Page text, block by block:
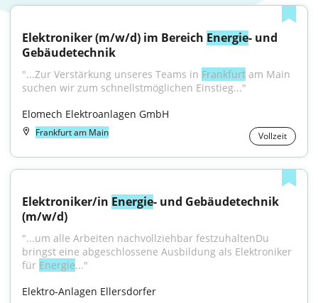
Elektroniker (m/w/d) im Bereich Energie- und
Gebäudetechnik
"...Zur Verstärkung unseres Teams in Frankfurt am Main
suchen wir zum schnellstmöglichen Einstieg..."
Elomech Elektroanlagen GmbH
Frankfurt am Main Vollzeit
Elektroniker/in Energie- und Gebäudetechnik
(m/w/d)
"...um alle Arbeiten nachvollziehbar festzuhaltenDu
bringst eine abgeschlossene Ausbildung als Elektroniker
für Energie..."
Elektro-Anlagen Ellersdorfer